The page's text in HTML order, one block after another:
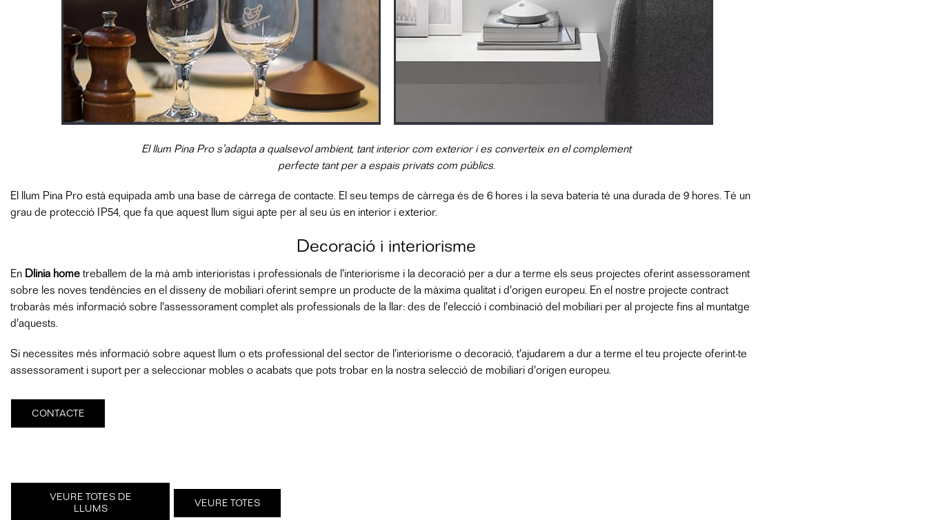
El llum Pina Pro s'adapta a qualsevol ambient, tant interior com exterior i es converteix en el complement
perfecte tant per a espais privats com públics.
El llum Pina Pro està equipada amb una base de càrrega de contacte. El seu temps de càrrega és de 6 hores i la seva bateria té una durada de 9 hores. Té un
grau de protecció IP54, que fa que aquest llum sigui apte per al seu ús en interior i exterior.
Decoració i interiorisme
En Dlinia home treballem de la mà amb interioristas i professionals de l'interiorisme i la decoració per a dur a terme els seus projectes oferint assessorament
sobre les noves tendències en el disseny de mobiliari oferint sempre un producte de la màxima qualitat i d'origen europeu. En el nostre projecte contract
trobaràs més informació sobre l'assessorament complet als professionals de la llar: des de l'elecció i combinació del mobiliari per al projecte fins al muntatge
d'aquests.
Si necessites més informació sobre aquest llum o ets professional del sector de l'interiorisme o decoració, t'ajudarem a dur a terme el teu projecte oferint-te
assessorament i suport per a seleccionar mobles o acabats que pots trobar en la nostra selecció de mobiliari d'origen europeu.
CONTACTE
VEURE TOTES DE
LLUMS
VEURE TOTES